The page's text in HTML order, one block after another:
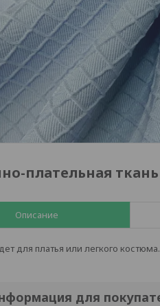
плательная ткань
Описание
для платья или легкого
для